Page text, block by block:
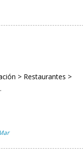
> Restaurantes >